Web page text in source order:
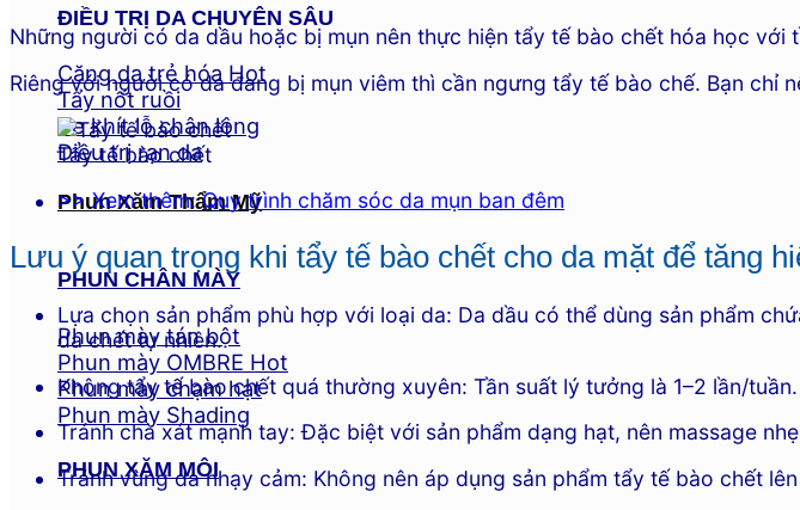
ĐIỀU TRỊ DA CHUYÊN SÂU
Căng da trẻ hóa
Tẩy nốt ruồi
Se khít lỗ chân lông
Điều trị rạn da
Phun Xăm Thẩm Mỹ
PHUN CHÂN MÀY
Phun mày tán bột
Phun mày OMBRE
Phun mày chạm hạt
Phun mày Shading
PHUN XĂM MÔI
Những người có da dầu hoặc bị mụn nên thực hiện tẩy tế bào chết hóa học với
Riêng với người có da đang bị mụn viêm thì cần ngưng tẩy tế bào chế. Bạn chỉ
Tẩy tế bào chết
>> Xem thêm:Quy trình chăm sóc da mụn ban đêm
Lưu ý quan trọng khi tẩy tế bào chết cho da mặt để tăng
Lựa chọn sản phẩm phù hợp với loại da: Da dầu có thể dùng sản phẩm
da chết tự nhiên.
Không tẩy tế bào chết quá thường xuyên: Tần suất lý tưởng là 1–2 lần/
Tránh chà xát mạnh tay: Đặc biệt với sản phẩm dạng hạt, nên massage
Tránh vùng da nhạy cảm: Không nên áp dụng sản phẩm tẩy tế bào chết